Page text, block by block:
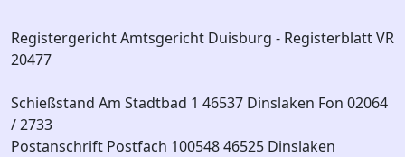
Registergericht Amtsgericht Duisburg - Registerblatt VR
20477
Schießstand Am Stadtbad 1 46537 Dinslaken Fon 02064
/ 2733
Postanschrift Postfach 100548 46525 Dinslaken